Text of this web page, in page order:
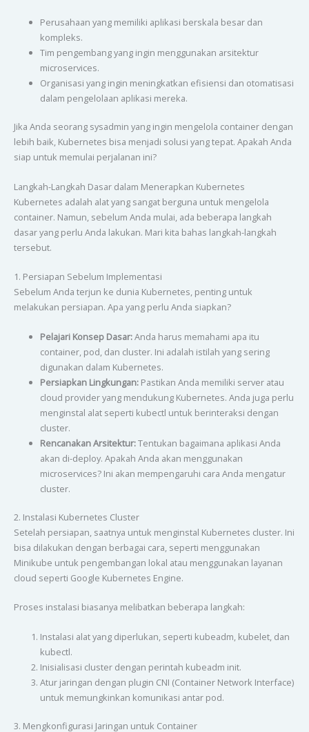
Perusahaan yang memiliki aplikasi berskala besar dan
kompleks.
Tim pengembang yang ingin menggunakan arsitektur
microservices.
Organisasi yang ingin meningkatkan efisiensi dan otomatisasi
dalam pengelolaan aplikasi mereka.
Jika Anda seorang sysadmin yang ingin mengelola container dengan
lebih baik, Kubernetes bisa menjadi solusi yang tepat. Apakah Anda
siap untuk memulai perjalanan ini?
Langkah-Langkah Dasar dalam Menerapkan Kubernetes
Kubernetes adalah alat yang sangat berguna untuk mengelola
container. Namun, sebelum Anda mulai, ada beberapa langkah
dasar yang perlu Anda lakukan. Mari kita bahas langkah-langkah
tersebut.
1. Persiapan Sebelum Implementasi
Sebelum Anda terjun ke dunia Kubernetes, penting untuk
melakukan persiapan. Apa yang perlu Anda siapkan?
Pelajari Konsep Dasar:Anda harus memahami apa itu
container, pod, dan cluster. Ini adalah istilah yang sering
digunakan dalam Kubernetes.
Persiapkan Lingkungan:Pastikan Anda memiliki server atau
cloud provider yang mendukung Kubernetes. Anda juga perlu
menginstal alat seperti kubectl untuk berinteraksi dengan
cluster.
Rencanakan Arsitektur:Tentukan bagaimana aplikasi Anda
akan di-deploy. Apakah Anda akan menggunakan
microservices? Ini akan mempengaruhi cara Anda mengatur
cluster.
2. Instalasi Kubernetes Cluster
Setelah persiapan, saatnya untuk menginstal Kubernetes cluster. Ini
bisa dilakukan dengan berbagai cara, seperti menggunakan
Minikube untuk pengembangan lokal atau menggunakan layanan
cloud seperti Google Kubernetes Engine.
Proses instalasi biasanya melibatkan beberapa langkah:
Instalasi alat yang diperlukan, seperti kubeadm, kubelet, dan
kubectl.
Inisialisasi cluster dengan perintah kubeadm init.
Atur jaringan dengan plugin CNI (Container Network Interface)
untuk memungkinkan komunikasi antar pod.
3. Mengkonfigurasi Jaringan untuk Container